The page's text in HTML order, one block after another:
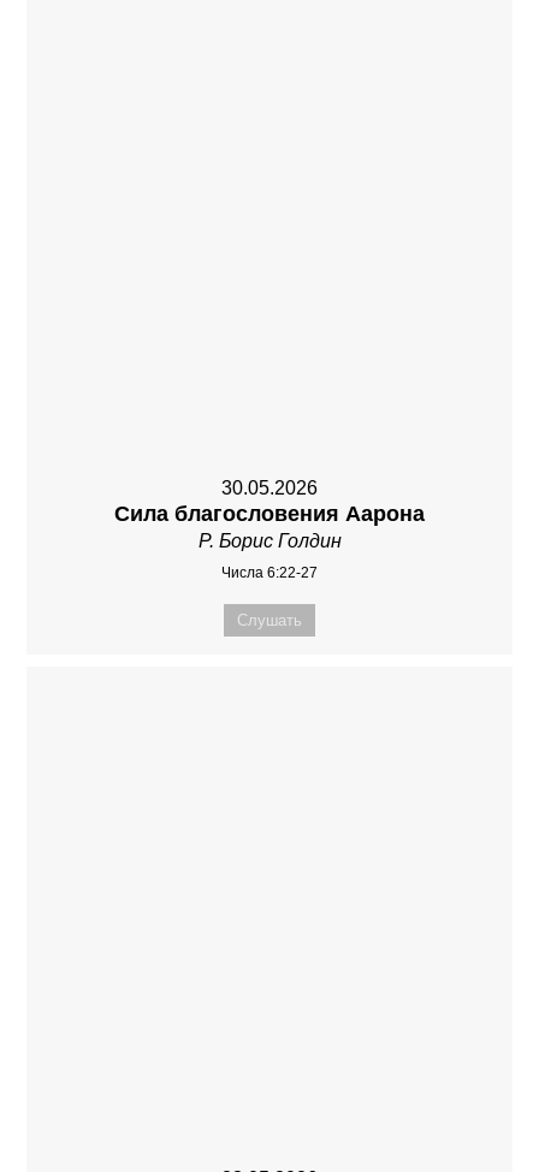
30.05.2026
Сила благословения Аарона
Р. Борис Голдин
Числа 6:22-27
Слушать